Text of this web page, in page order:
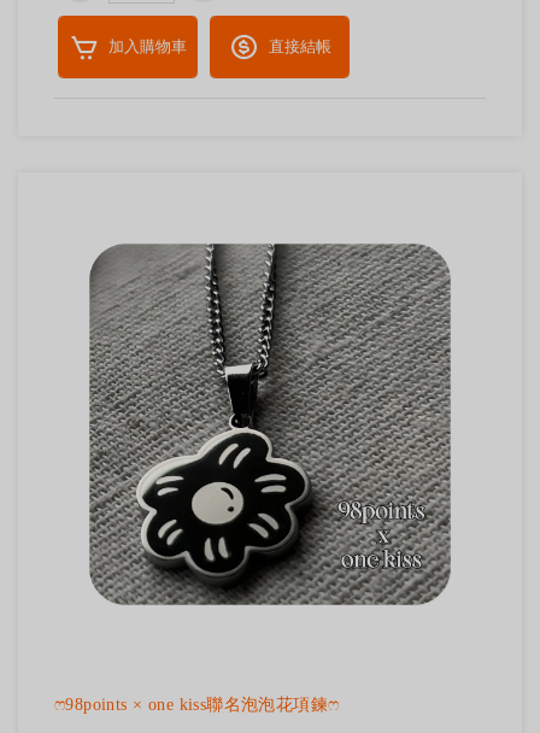
加入購物車 直接結帳
ෆ98points × one kiss聯名泡泡花項鍊ෆ